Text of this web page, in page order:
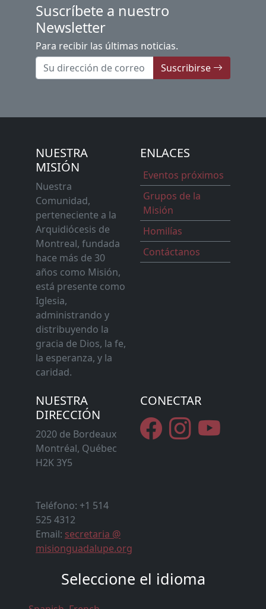
Suscríbete a nuestro
Newsletter
Para recibir las últimas noticias.
Suscribirse
NUESTRA
MISIÓN
Nuestra
Comunidad,
perteneciente a la
Arquidiócesis de
Montreal, fundada
hace más de 30
años como Misión,
está presente como
Iglesia,
administrando y
distribuyendo la
gracia de Dios, la fe,
la esperanza, y la
caridad.
ENLACES
Eventos próximos
Grupos de la
Misión
Homilías
Contáctanos
NUESTRA
DIRECCIÓN
2020 de Bordeaux
Montréal, Québec
H2K 3Y5
Teléfono: +1 514
525 4312
Email: secretaria @
misionguadalupe.org
CONECTAR
Seleccione el idioma